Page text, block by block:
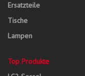
Ersatzteile
Tische
Lampen
Top Produkte